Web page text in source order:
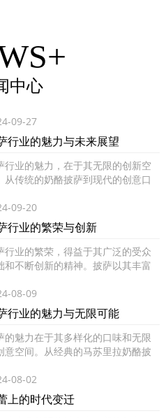
中心
09-27
行业的魅力与未来展望
行业的魅力，在于其无限的创新空
从传统的奶酪披萨到现代的创意口
09-20
行业的繁荣与创新
行业的繁荣，得益于其广泛的受众
和不断创新的精神。披萨以其丰富
08-09
行业的魅力与无限可能
的魅力在于其多样化的口味和无限
意空间。从经典的马苏里拉奶酪披
08-02
上的时代变迁